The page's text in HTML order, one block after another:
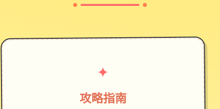
✦
攻略指南